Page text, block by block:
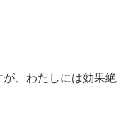
、わたしには効果絶